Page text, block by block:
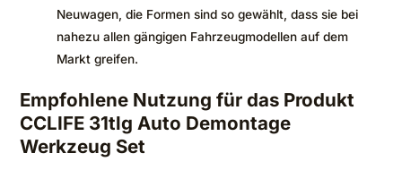
Neuwagen, die Formen sind so gewählt, dass sie bei
nahezu allen gängigen Fahrzeugmodellen auf dem
Markt greifen.
Empfohlene Nutzung für das Produkt
CCLIFE 31tlg Auto Demontage
Werkzeug Set